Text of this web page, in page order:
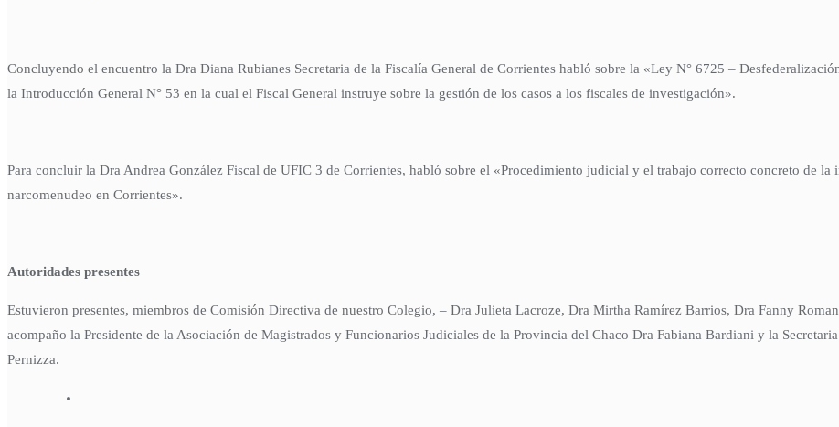
Concluyendo el encuentro la Dra Diana Rubianes Secretaria de la Fiscalía General de Corrientes habló sobre la «Ley N° 6725 –
la Introducción General N° 53 en la cual el Fiscal General instruye sobre la gestión de los casos a los fiscales de investigación».
Para concluir la Dra Andrea González Fiscal de UFIC 3 de Corrientes, habló sobre el «Procedimiento judicial y el trabajo correcto concreto de la
narcomenudeo en Corrientes».
Autoridades presentes
Estuvieron presentes, miembros de Comisión Directiva de nuestro Colegio, – Dra Julieta Lacroze, Dra Mirtha Ramírez Barrios, Dra Fanny
acompaño la Presidente de la Asociación de Magistrados y Funcionarios Judiciales de la Provincia del Chaco Dra Fabiana Bardiani y la
Pernizza.